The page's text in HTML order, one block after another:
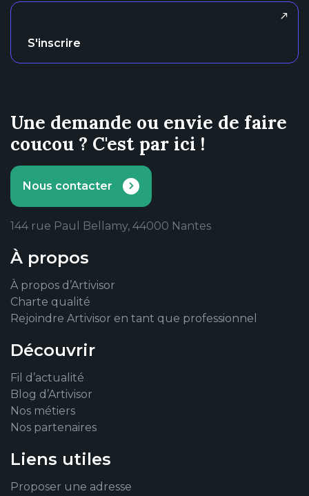
S'inscrire
Une demande ou envie de faire
coucou ? C'est par ici !
Nous contacter
144 rue Paul Bellamy, 44000 Nantes
À propos
À propos d’Artivisor
Charte qualité
Rejoindre Artivisor en tant que professionnel
Découvrir
Fil d’actualité
Blog d’Artivisor
Nos métiers
Nos partenaires
Liens utiles
Proposer une adresse